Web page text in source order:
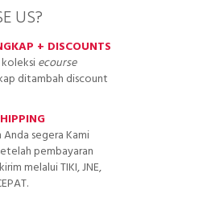
US?
+ DISCOUNTS
ecourse
ditambah discount
Anda segera Kami
pembayaran
melalui TIKI, JNE,